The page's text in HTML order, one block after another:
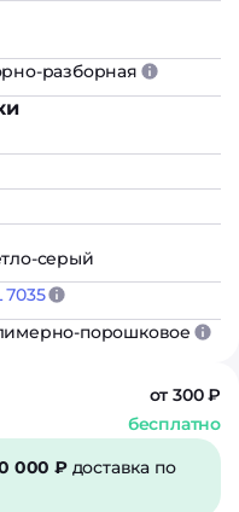
разборная
серый
7035
порошковое
от 300 ₽
бесплатно
000 ₽доставка по